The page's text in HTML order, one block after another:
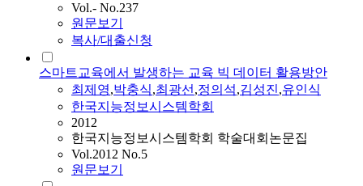
Vol.- No.237
원문보기
복사/대출신청
스마트교육에서 발생하는 교육 빅 데이터 활용방안
최제영,박충식,최광선,정의석,김성진,유인식
한국지능정보시스템학회
2012
한국지능정보시스템학회 학술대회논문집
Vol.2012 No.5
원문보기